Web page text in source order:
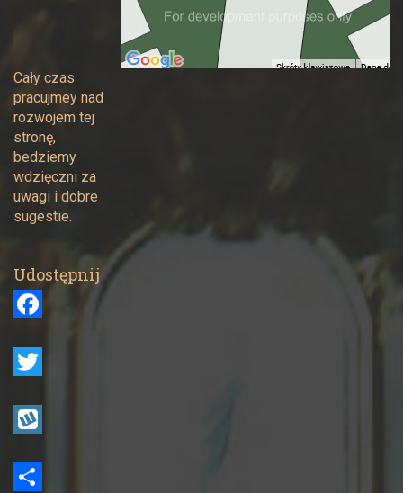
Cały czas
pracujmey nad
rozwojem tej
stronę,
bedziemy
wdzięczni za
uwagi i dobre
sugestie.
Udostępnij
a
e
o
w
y